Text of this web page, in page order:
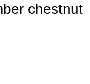
chestnut